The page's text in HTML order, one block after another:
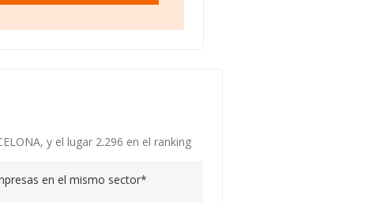
y el lugar 2.296 en el ranking
en el mismo sector*